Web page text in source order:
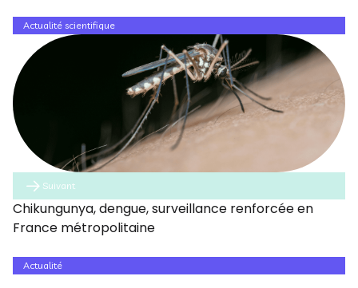
Actualité scientifique
Suivant
Chikungunya, dengue, surveillance renforcée en
France métropolitaine
Actualité